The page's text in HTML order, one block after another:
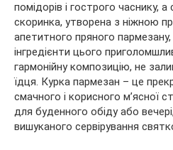
помідорів і гострого часнику,
скоринка, утворена з ніжною
апетитного пряного пармезану,
інгредієнти цього
гармонійну композицію, не
їдця. Курка пармезан – це
смачного і корисного м’ясної
для буденного обіду або
вишуканого сервірування